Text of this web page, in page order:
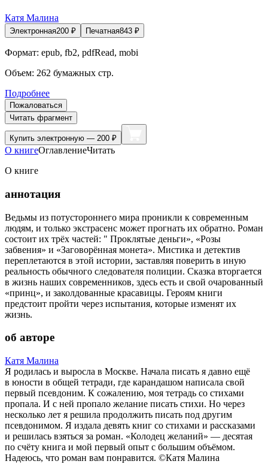
Катя Малина
Электронная200 ₽ Печатная843 ₽
Формат: epub, fb2, pdfRead, mobi
Объем: 262 бумажных стр.
Подробнее
Пожаловаться
Читать фрагмент
Купить электронную — 200 ₽
О книгеОглавлениеЧитать
О книге
аннотация
Ведьмы из потустороннего мира проникли к современным
людям, и только экстрасенс может прогнать их обратно. Роман
состоит их трёх частей: " Проклятые деньги», «Розы
забвения» и «Заговорённая монета». Мистика и детектив
переплетаются в этой истории, заставляя поверить в иную
реальность обычного следователя полиции. Сказка вторгается
в жизнь наших современников, здесь есть и свой очарованный
«принц», и заколдованные красавицы. Героям книги
предстоит пройти через испытания, которые изменят их
жизнь.
об авторе
Катя Малина
Я родилась и выросла в Москве. Начала писать я давно ещё
в юности в общей тетради, где карандашом написала свой
первый псевдоним. К сожалению, моя тетрадь со стихами
пропала. И с ней пропало желание писать стихи. Но через
несколько лет я решила продолжить писать под другим
псевдонимом. Я издала девять книг со стихами и рассказами
и решилась взяться за роман. «Колодец желаний» — десятая
по счёту книга и мой первый опыт с большим объёмом.
Надеюсь, что роман вам понравится. ©Катя Малина